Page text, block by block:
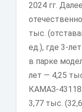
2024 гг.
тыс.
ед.), где 3-
в парке
лет — 4,25
КАМАЗ-43118
3,77 тыс.